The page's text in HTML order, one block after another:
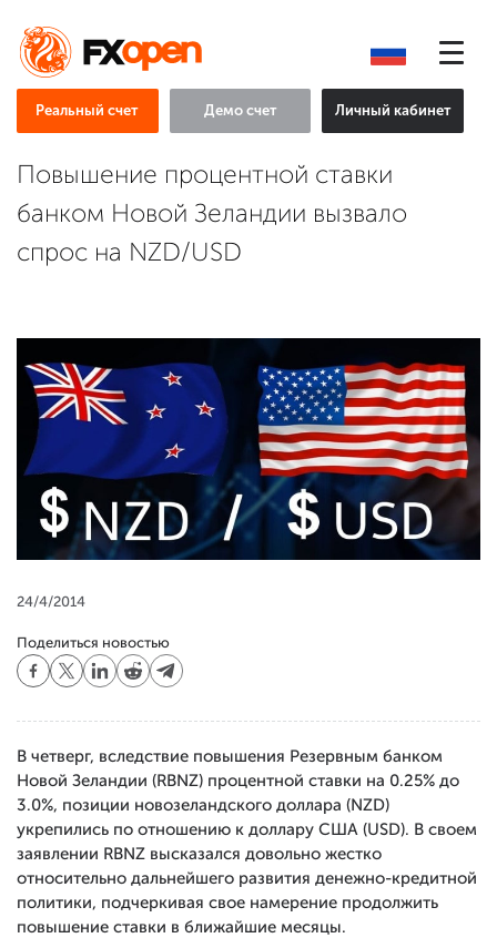
Реальный счет Демо счет Личный кабинет
Повышение процентной ставки
банком Новой Зеландии вызвало
спрос на NZD/USD
24/4/2014
Поделиться новостью
В четверг, вследствие повышения Резервным банком
Новой Зеландии (RBNZ) процентной ставки на 0.25% до
3.0%, позиции новозеландского доллара (NZD)
укрепились по отношению к доллару США (USD). В своем
заявлении RBNZ высказался довольно жестко
относительно дальнейшего развития денежно-кредитной
политики, подчеркивая свое намерение продолжить
повышение ставки в ближайшие месяцы.